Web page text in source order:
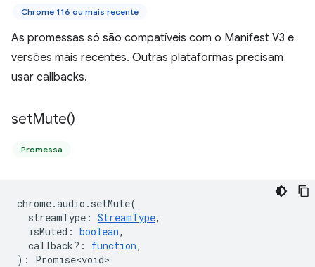
Chrome 116 ou mais recente
As promessas só são compatíveis com o Manifest V3 e
versões mais recentes. Outras plataformas precisam
usar callbacks.
setMute()
Promessa
chrome.audio . setMute(
streamType : StreamType,
isMuted : boolean,
callback? : function,
) : Promise<void>